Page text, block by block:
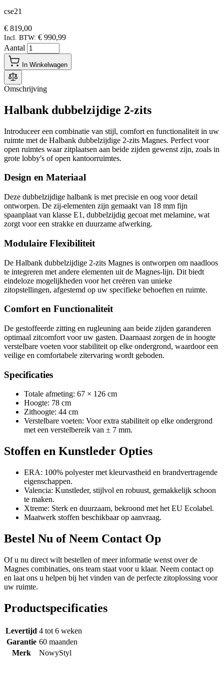
cse21
€ 819,00
Incl. BTW: € 990,99
Aantal
In Winkelwagen
Omschrijving
Halbank dubbelzijdige 2-zits
Introduceer een combinatie van stijl, comfort en functionaliteit in uw
ruimte met de Halbank dubbelzijdige 2-zits Magnes. Perfect voor
open ruimtes waar zitplaatsen aan beide zijden gewenst zijn, zoals in
grote lobby's of open kantoorruimtes.
Design en Materiaal
Deze dubbelzijdige halbank is met precisie en oog voor detail
ontworpen. De zij-elementen zijn gemaakt van 18 mm fijn
spaanplaat van klasse E1, dubbelzijdig gecoat met melamine, wat
zorgt voor een strakke en duurzame afwerking.
Modulaire Flexibiliteit
De Halbank dubbelzijdige 2-zits Magnes is ontworpen om naadloos
te integreren met andere elementen uit de Magnes-lijn. Dit biedt
eindeloze mogelijkheden voor het creëren van unieke
zitopstellingen, afgestemd op uw specifieke behoeften en ruimte.
Comfort en Functionaliteit
De gestoffeerde zitting en rugleuning aan beide zijden garanderen
optimaal zitcomfort voor uw gasten. Daarnaast zorgen de in hoogte
verstelbare voeten voor stabiliteit op elke ondergrond, waardoor een
veilige en comfortabele zitervaring wordt geboden.
Specificaties
Totale afmeting: 67 × 126 cm
Hoogte: 78 cm
Zithoogte: 44 cm
Verstelbare voeten: Voor extra stabiliteit op elke ondergrond
met een verstelbereik van ± 7 mm.
Stoffen en Kunstleder Opties
ERA: 100% polyester met kleurvastheid en brandvertragende
eigenschappen.
Valencia: Kunstleder, stijlvol en robuust, gemakkelijk schoon
te maken.
Xtreme: Sterk en duurzaam, bekroond met het EU Ecolabel.
Maatwerk stoffen beschikbaar op aanvraag.
Bestel Nu of Neem Contact Op
Of u nu direct wilt bestellen of meer informatie wenst over de
Magnes combinaties, ons team staat voor u klaar. Neem contact op
en laat ons u helpen bij het vinden van de perfecte zitoplossing voor
uw ruimte.
Productspecificaties
Levertijd 4 tot 6 weken
Garantie 60 maanden
Merk
NowyStyl